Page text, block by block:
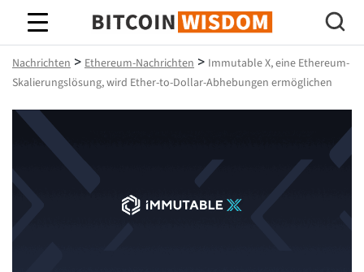
Bitcoin-Weisheit
Nachrichten > Ethereum-Nachrichten > Immutable X, eine Ethereum-
Skalierungslösung, wird Ether-to-Dollar-Abhebungen ermöglichen